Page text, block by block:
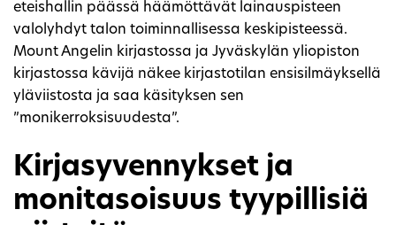
eteishallin päässä häämöttävät lainauspisteen
valolyhdyt talon toiminnallisessa keskipisteessä.
Mount Angelin kirjastossa ja Jyväskylän yliopiston
kirjastossa kävijä näkee kirjastotilan ensisilmäyksellä
yläviistosta ja saa käsityksen sen
”monikerroksisuudesta”.
Kirjasyvennykset ja
monitasoisuus tyypillisiä